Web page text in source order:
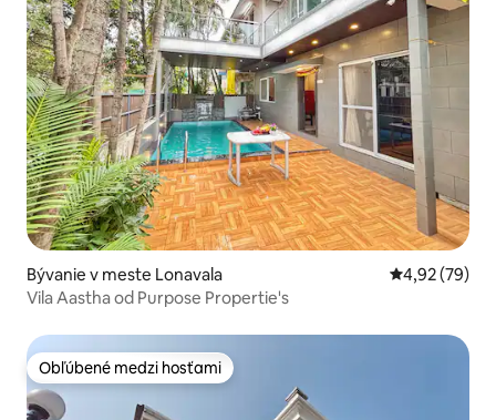
Bývanie v meste Lonavala Priemerné
4,92 (79)
Vila Aastha od Purpose Propertie's
Obľúbené medzi hosťami
Obľúbené medzi hosťami